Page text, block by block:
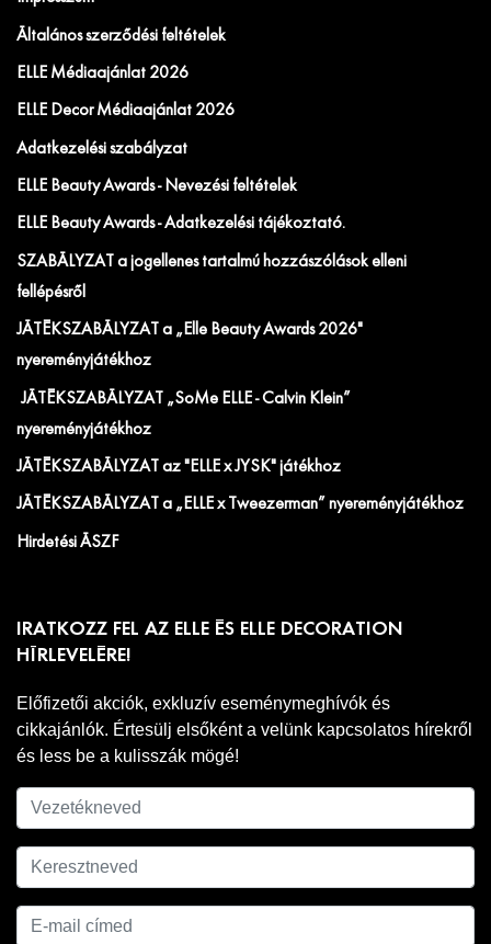
Általános szerződési feltételek
ELLE Médiaajánlat 2026
ELLE Decor Médiaajánlat 2026
Adatkezelési szabályzat
ELLE Beauty Awards - Nevezési feltételek
ELLE Beauty Awards - Adatkezelési tájékoztató.
SZABÁLYZAT a jogellenes tartalmú hozzászólások elleni
fellépésről
JÁTÉKSZABÁLYZAT a „Elle Beauty Awards 2026"
nyereményjátékhoz
JÁTÉKSZABÁLYZAT „SoMe ELLE - Calvin Klein”
nyereményjátékhoz
JÁTÉKSZABÁLYZAT az "ELLE x JYSK" játékhoz
JÁTÉKSZABÁLYZAT a „ELLE x Tweezerman” nyereményjátékhoz
Hirdetési ÁSZF
IRATKOZZ FEL AZ ELLE ÉS ELLE DECORATION
HÍRLEVELÉRE!
Előfizetői akciók, exkluzív eseménymeghívók és
cikkajánlók. Értesülj elsőként a velünk kapcsolatos hírekről
és less be a kulisszák mögé!